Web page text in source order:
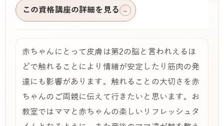
この資格講座の詳細を見る →
赤ちゃんにとって皮膚は第2の脳と言われえるほ
どで触れることにより情緒が安定したり筋肉の発
達にも影響があります。触れることの大切さを赤
ちゃんのご両親に伝えて行きたいと思います。お
教室ではママと赤ちゃんの楽しいリフレッシュタ